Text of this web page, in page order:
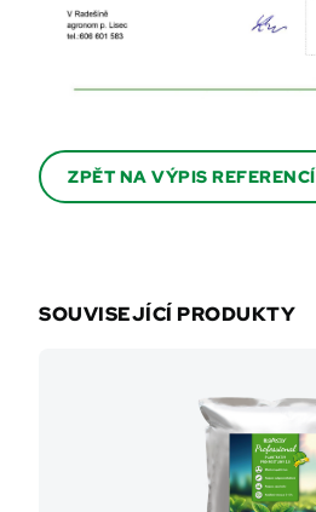
ZPĚT NA VÝPIS REFERENCÍ
SOUVISEJÍCÍ PRODUKTY